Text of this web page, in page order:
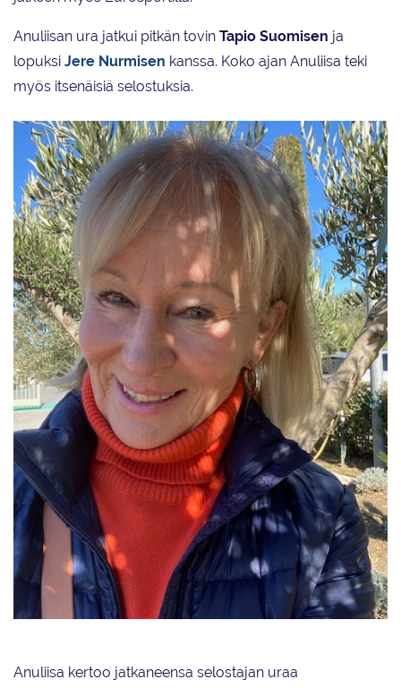
Anuliisan ura jatkui pitkän tovin Tapio Suomisen ja
lopuksi Jere Nurmisen kanssa. Koko ajan Anuliisa teki
myös itsenäisiä selostuksia.
Anuliisa kertoo jatkaneensa selostajan uraa